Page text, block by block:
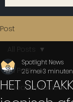
Post
All Posts
Theater/Musical
All Posts
HET
Spotlight News
25 mei3